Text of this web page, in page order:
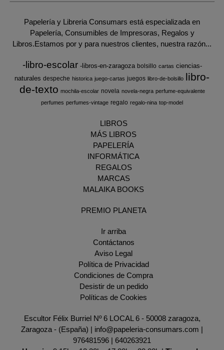
Papelería y Libreria Consumars está especializada en
Papelería, Consumibles de Impresoras, Regalos y
Libros.Estamos por y para nuestros clientes, nuestra razón...
-libro-escolar -libros-en-zaragoza bolsillo cartas ciencias-
naturales despeche historica juego-cartas juegos libro-de-bolsillo libro-
de-texto mochila-escolar novela novela-negra perfume-equivalente
perfumes perfumes-vintage regalo regalo-nina top-model
LIBROS
MÁS LIBROS
PAPELERÍA
INFORMÁTICA
REGALOS
MARCAS
MALAIKA BOOKS
PREMIO PLANETA
Ir arriba
Contáctanos
Aviso Legal
Política de Privacidad
Condiciones de Compra
Desistir de un pedido
Políticas de Cookies
Escultor Félix Burriel Nº 6 LOCAL 6 - 50008 zaragoza,
Zaragoza - (España) | info@papeleria-consumars.com |
976481596 | 640263921